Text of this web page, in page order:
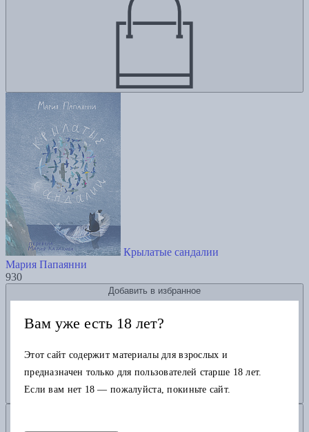
Крылатые сандалии
Мария Папаянни
930
Добавить в избранное
Вам уже есть 18 лет?
Этот сайт содержит материалы для взрослых и
предназначен только для пользователей старше 18 лет.
Если вам нет 18 — пожалуйста, покиньте сайт.